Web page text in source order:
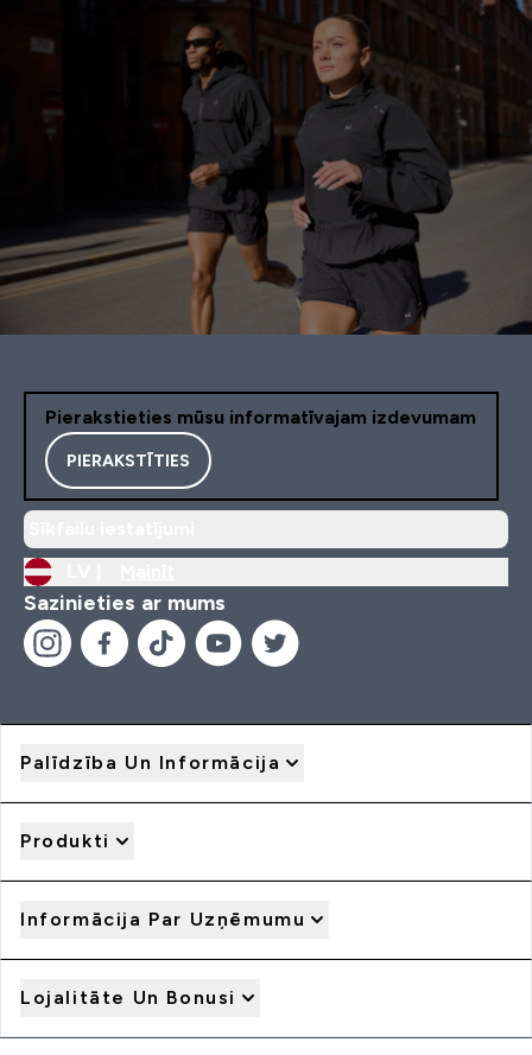
Pierakstieties mūsu informatīvajam izdevumam
PIERAKSTĪTIES
Sazinieties ar mums
Palīdzība Un Informācija
Produkti
Informācija Par Uzņēmumu
Lojalitāte Un Bonusi